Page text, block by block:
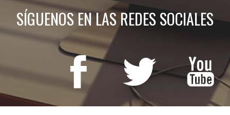
SÍGUENOS EN LAS REDES SOCIALES